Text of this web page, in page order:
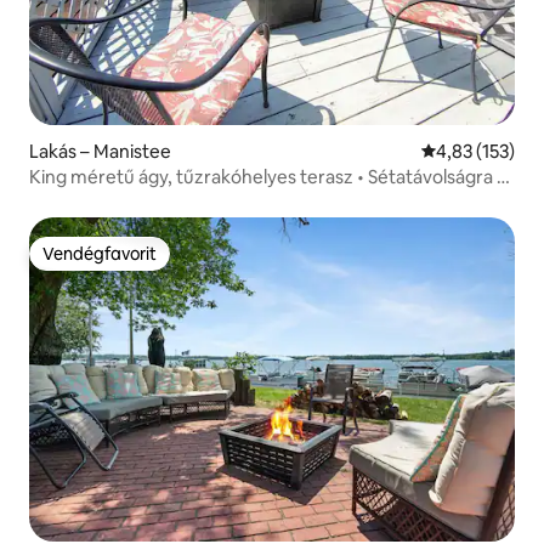
Lakás – Manistee Átlagos
4,83 (153)
King méretű ágy, tűzrakóhelyes terasz • Sétatávolságra a
Vendégfavorit
Vendégfavorit